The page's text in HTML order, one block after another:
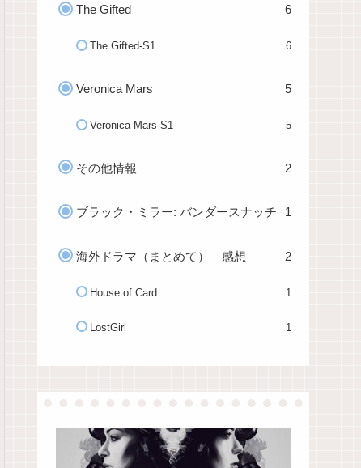
The Gifted 6
The Gifted-S1 6
Veronica Mars 5
Veronica Mars-S1 5
その他情報 2
ブラック・ミラー: バンダースナッチ 1
海外ドラマ（まとめて） 感想 2
House of Card 1
LostGirl 1